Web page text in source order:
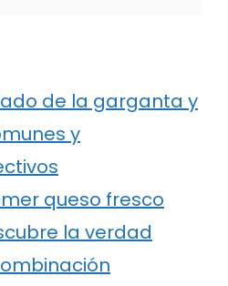
de la garganta y
y
queso fresco
la verdad